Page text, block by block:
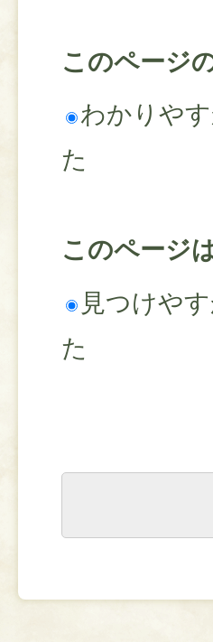
このページ
わかりや
た
このページ
見つけや
た